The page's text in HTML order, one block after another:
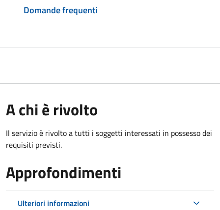
Domande frequenti
A chi è rivolto
Il servizio è rivolto a tutti i soggetti interessati in possesso dei
requisiti previsti.
Approfondimenti
Ulteriori informazioni